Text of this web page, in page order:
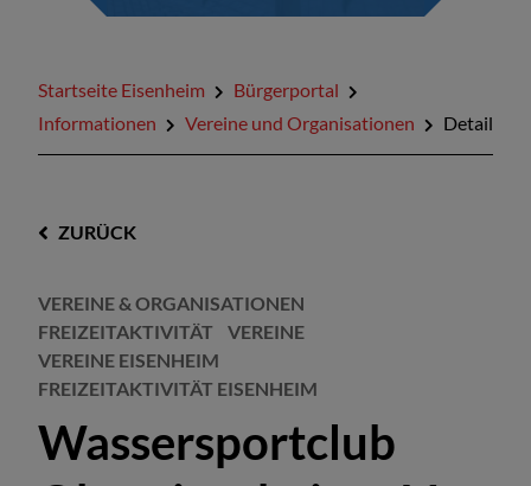
Startseite Eisenheim
Bürgerportal
Informationen
Vereine und Organisationen Detail
ZURÜCK
VEREINE & ORGANISATIONEN
FREIZEITAKTIVITÄT
VEREINE
VEREINE EISENHEIM
FREIZEITAKTIVITÄT EISENHEIM
Wassersportclub